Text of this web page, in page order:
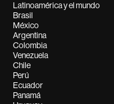
Latinoamérica y el mundo
Brasil
México
Argentina
Colombia
Venezuela
Chile
Perú
Ecuador
Panamá